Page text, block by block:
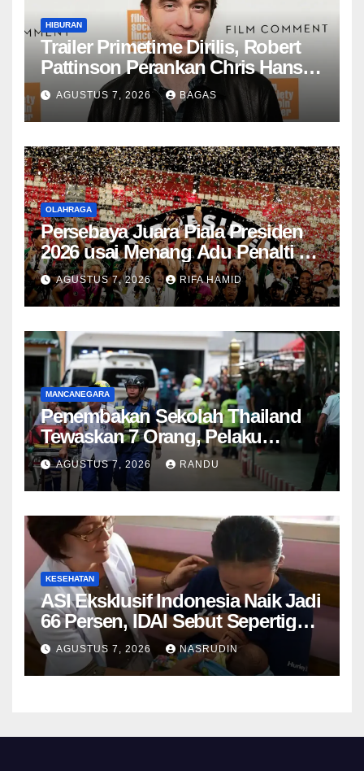
HIBURAN
Trailer Primetime Dirilis, Robert
Pattinson Perankan Chris Hansen
dalam Drama Kontroversi To
Catch a Predator
AGUSTUS 7, 2026 BAGAS
OLAHRAGA
Persebaya Juara Piala Presiden
2026 usai Menang Adu Penalti 6-5
atas Persib Bandung
AGUSTUS 7, 2026 RIFA HAMID
MANCANEGARA
Penembakan Sekolah Thailand
Tewaskan 7 Orang, Pelaku
Remaja 14 Tahun Diduga Bunuh
Diri
AGUSTUS 7, 2026 RANDU
KESEHATAN
ASI Eksklusif Indonesia Naik Jadi
66 Persen, IDAI Sebut Sepertiga
Bayi Masih Belum
Mendapatkannya
AGUSTUS 7, 2026 NASRUDIN